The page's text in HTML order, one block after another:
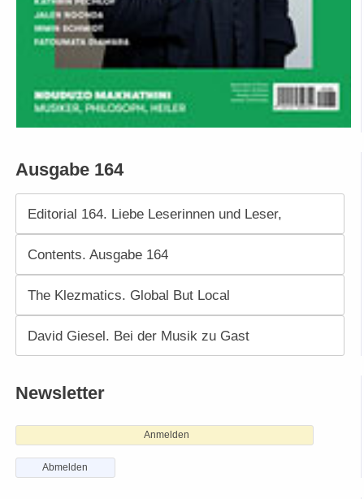
Ausgabe 164
Editorial 164. Liebe Leserinnen und Leser,
Contents. Ausgabe 164
The Klezmatics. Global But Local
David Giesel. Bei der Musik zu Gast
Newsletter
Anmelden
Abmelden